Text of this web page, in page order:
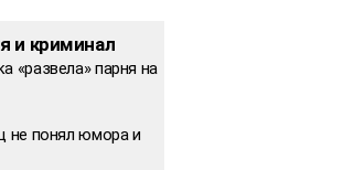
и криминал
«развела» парня на
не понял юмора и